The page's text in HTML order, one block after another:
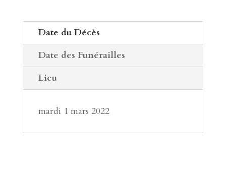
Date du Décès
Date des Funérailles
Lieu
mardi 1 mars 2022